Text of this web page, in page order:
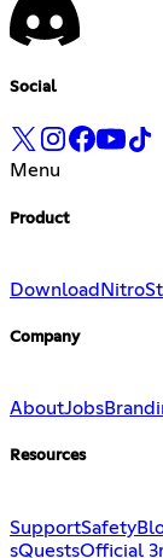
Social
Menu
Product
Download Nitro
Company
AboutJobs
Resources
SupportSafety
sQuestsOfficial